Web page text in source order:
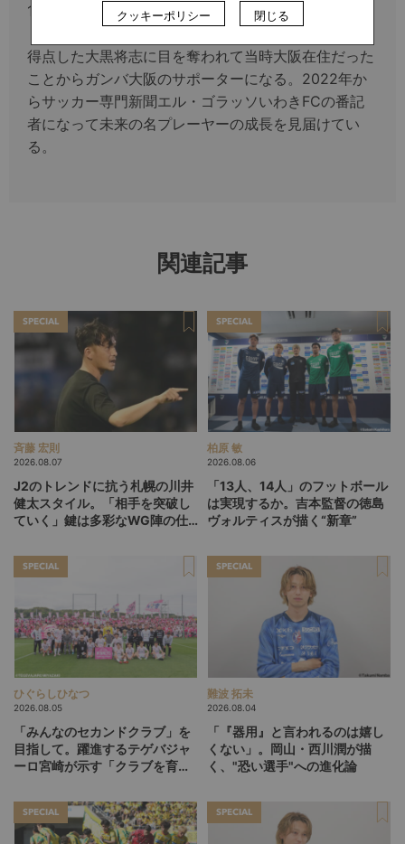
1996年11月29日生まれ。サッカーの出会いは2005年
得点した大黒将志に目を奪われて当時大阪在住だった
ことからガンバ大阪のサポーターになる。2022年か
らサッカー専門新聞エル・ゴラッソいわきFCの番記
者になって未来の名プレーヤーの成長を見届けてい
る。
関連記事
SPECIAL
斉藤 宏則
2026.08.07
J2のトレンドに抗う札幌の川井
健太スタイル。「相手を突破し
ていく」鍵は多彩なWG陣の仕
SPECIAL
柏原 敏
2026.08.06
「13人、14人」のフットボール
は実現するか。吉本監督の徳島
ヴォルティスが描く“新章”
SPECIAL
ひぐらしひなつ
2026.08.05
「みんなのセカンドクラブ」を
目指して。躍進するテゲバジャ
ーロ宮崎が示す「クラブを育て
SPECIAL
難波 拓未
2026.08.04
「『器用』と言われるのは嬉し
くない」。岡山・西川潤が描
く、"恐い選手"への進化論
SPECIAL SPECIAL
クッキーポリシー 閉じる